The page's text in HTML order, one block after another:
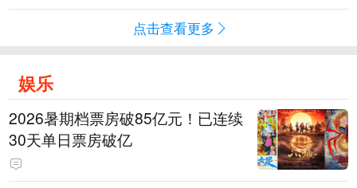
点击查看更多
娱乐
2026暑期档票房破85亿元！已连续
30天单日票房破亿